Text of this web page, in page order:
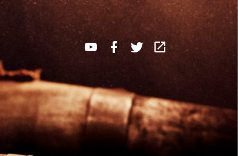
MaltMatters
MaltMatters
MaltMatters
WhiskyBase